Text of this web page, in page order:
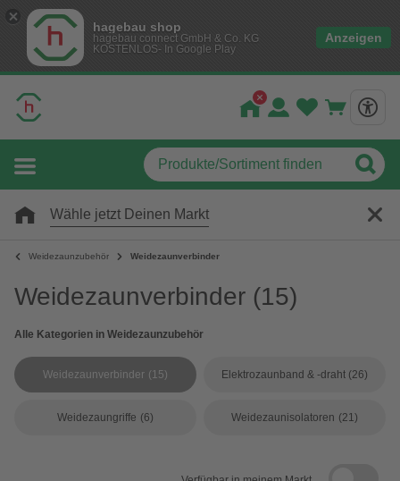
hagebau shop
hagebau connect GmbH & Co. KG
KOSTENLOS- In Google Play
Anzeigen
Wähle jetzt Deinen Markt
Weidezaunzubehör Weidezaunverbinder
Weidezaunverbinder (15)
Alle Kategorien in Weidezaunzubehör
Weidezaunverbinder (15) Elektrozaunband & -draht (26)
Weidezaungriffe (6) Weidezaunisolatoren (21)